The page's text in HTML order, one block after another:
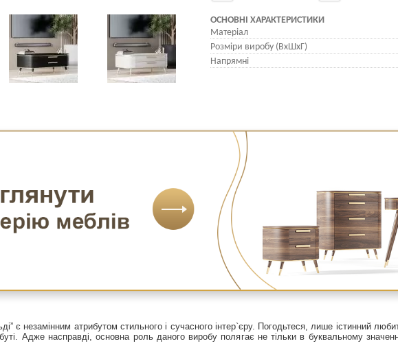
ОСНОВНІ ХАРАКТЕРИСТИКИ
Матеріал
Розміри виробу (ВхШхГ)
Напрямні
є незамінним атрибутом стильного і сучасного інтер`єру. Погодьтеся, лише істинний
Адже насправді, основна роль даного виробу полягає не тільки в буквальному